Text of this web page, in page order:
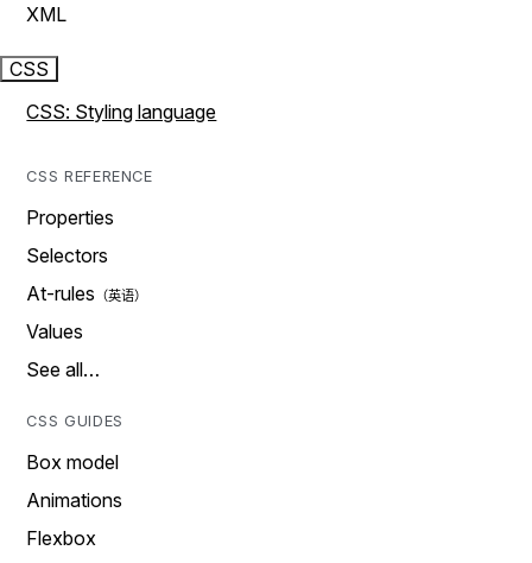
XML
CSS
CSS: Styling language
CSS REFERENCE
Properties
Selectors
At-rules
Values
See all…
CSS GUIDES
Box model
Animations
Flexbox